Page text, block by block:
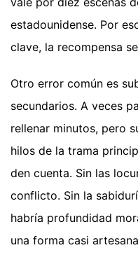
estadounidense. Por
clave, la recompensa
Otro error común es
secundarios. A veces
rellenar minutos, pero
hilos de la trama
den cuenta. Sin las
conflicto. Sin la
habría profundidad
una forma casi